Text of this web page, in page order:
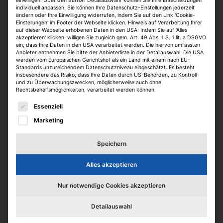
haben dann kaum noch eine Chance,
praktische Erfahrungen zu sammeln“, sagt
die Personalerin.
Trainees können auch ins Ausland gehen
Traineeprogramme werden von Hochtief
auch im Rahmen von Auslandsprojekten
angeboten und dauern in diesem Fall meist
zwei Jahre. Dabei wird der Nachwuchs in
Deutschland eingearbeitet und dann für
ausländische Hochtief-Niederlassung
geschickt, um spezielle Anforderungen wie
bestimmte Arbeitsweisen oder kulturelle
Gepflogenheiten kennenzulernen, die der
Standort an die Mitarbeiter stellt. Zudem
werden die Trainees vor Ort betreut. Läuft
individuell anpassen. Sie können Ihre Datenschutz-Einstellungen jederzeit
ändern oder Ihre Einwilligung widerrufen, indem Sie auf den Link 'Cookie-
Einstellungen' im Footer der Webseite klicken. Hinweis auf Verarbeitung Ihrer
auf dieser Webseite erhobenen Daten in den USA: Indem Sie auf 'Alles
akzeptieren' klicken, willigen Sie zugleich gem. Art. 49 Abs. 1 S. 1 lit. a DSGVO
ein, dass Ihre Daten in den USA verarbeitet werden. Die hiervon umfassten
Anbieter entnehmen Sie bitte der Anbieterliste in der Detailauswahl. Die USA
werden vom Europäischen Gerichtshof als ein Land mit einem nach EU-
Standards unzureichendem Datenschutzniveau eingeschätzt. Es besteht
insbesondere das Risiko, dass Ihre Daten durch US-Behörden, zu Kontroll-
und zu Überwachungszwecken, möglicherweise auch ohne
Rechtsbehelfsmöglichkeiten, verarbeitet werden können.
Es folgt eine Liste der Service-Gruppen, für die eine
Essenziell
Marketing
Speichern
Alles akzeptieren
Nur notwendige Cookies akzeptieren
Detailauswahl